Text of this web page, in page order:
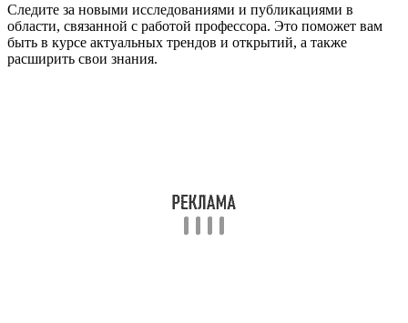
Следите за новыми исследованиями и публикациями в
области, связанной с работой профессора. Это поможет вам
быть в курсе актуальных трендов и открытий, а также
расширить свои знания.